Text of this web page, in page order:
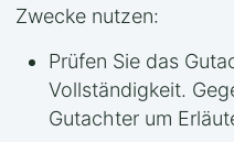
Zwecke nutzen:
Prüfen Sie das
Vollständigkeit.
Gutachter um